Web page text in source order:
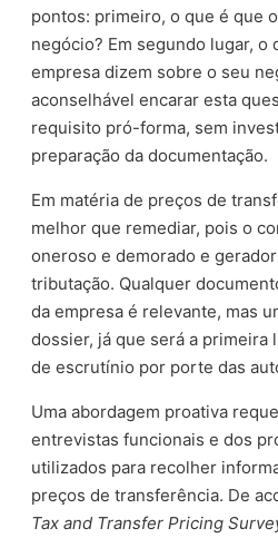
pontos: primeiro, o que é que
negócio? Em segundo lugar, o
empresa dizem sobre o seu
aconselhável encarar esta
requisito pró-forma, sem
preparação da documentação.
Em matéria de preços de
melhor que remediar, pois o
oneroso e demorado e
tributação. Qualquer
da empresa é relevante, mas
dossier, já que será a primeira
de escrutínio por porte das
Uma abordagem proativa
entrevistas funcionais e dos
utilizados para recolher
preços de transferência. De
Tax and Transfer Pricing